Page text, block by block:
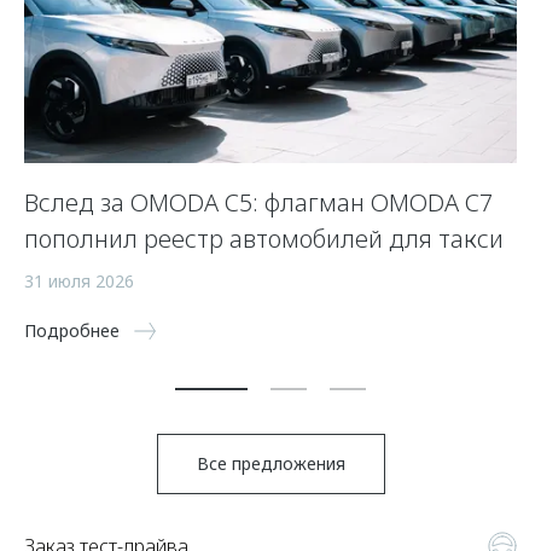
Вслед за OMODA C5: флагман OMODA C7
пополнил реестр автомобилей для такси
31 июля 2026
Подробнее
Все предложения